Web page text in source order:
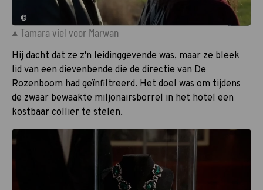
©
Tamara viel voor Marwan
Hij dacht dat ze z'n leidinggevende was, maar ze bleek
lid van een dievenbende die de directie van De
Rozenboom had geïnfiltreerd. Het doel was om tijdens
de zwaar bewaakte miljonairsborrel in het hotel een
kostbaar collier te stelen.